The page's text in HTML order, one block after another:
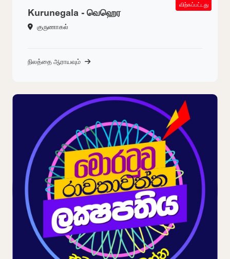
SOLD OUT
Kurunegala - வெஹெர
குருணாகல்
விற்கப்பட்டது
நிலத்தை ஆராயவும்